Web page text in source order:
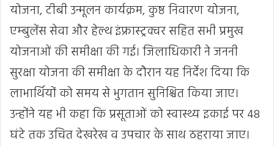
योजना, टीबी उन्मूलन कार्यक्रम, कुष्ठ निवारण योजना,
एम्बुलेंस सेवा और हेल्थ इंफ्रास्ट्रक्चर सहित सभी प्रमुख
योजनाओं की समीक्षा की गई। जिलाधिकारी ने जननी
सुरक्षा योजना की समीक्षा के दौरान यह निर्देश दिया कि
लाभार्थियों को समय से भुगतान सुनिश्चित किया जाए।
उन्होंने यह भी कहा कि प्रसूताओं को स्वास्थ्य इकाई पर 48
घंटे तक उचित देखरेख व उपचार के साथ ठहराया जाए।